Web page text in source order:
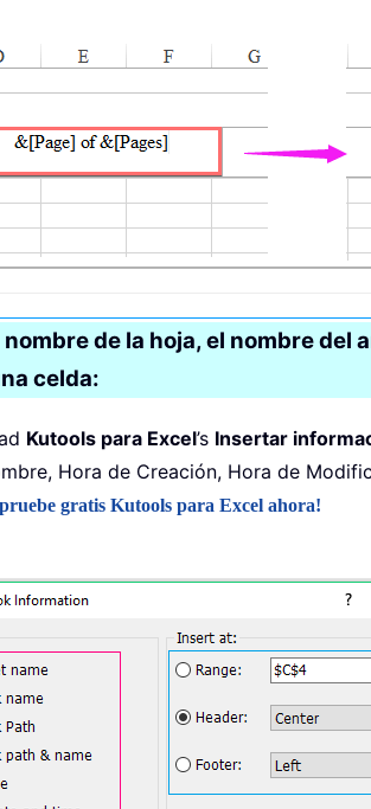
de la hoja, el nombre del
celda:
Kutools para Excel’s Insertar
Hora de Creación, Hora de
pruebe gratis Kutools para Excel ahora!